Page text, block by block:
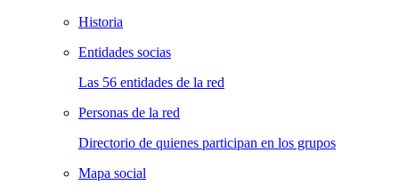
Historia
Entidades socias
Las 56 entidades de la red
Personas de la red
Directorio de quienes participan en los grupos
Mapa social